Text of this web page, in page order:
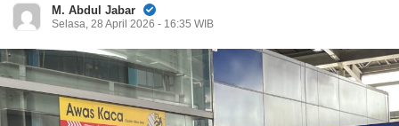
M. Abdul Jabar
Selasa, 28 April 2026 - 16:35 WIB